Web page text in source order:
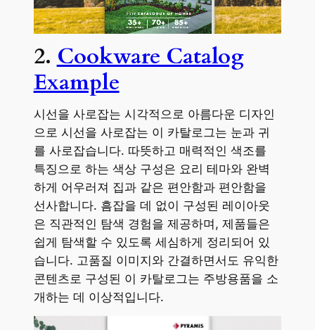
2. Cookware Catalog
Example
시선을 사로잡는 시각적으로 아름다운 디자인
으로 시선을 사로잡는 이 카탈로그는 눈과 귀
를 사로잡습니다. 따뜻하고 매력적인 색조를
특징으로 하는 색상 구성은 요리 테마와 완벽
하게 어우러져 집과 같은 편안함과 편안함을
선사합니다. 흠잡을 데 없이 구성된 레이아웃
은 직관적인 탐색 경험을 제공하며, 제품들은
쉽게 탐색할 수 있도록 세심하게 정리되어 있
습니다. 고품질 이미지와 간결하면서도 유익한
콘텐츠로 구성된 이 카탈로그는 주방용품을 소
개하는 데 이상적입니다.